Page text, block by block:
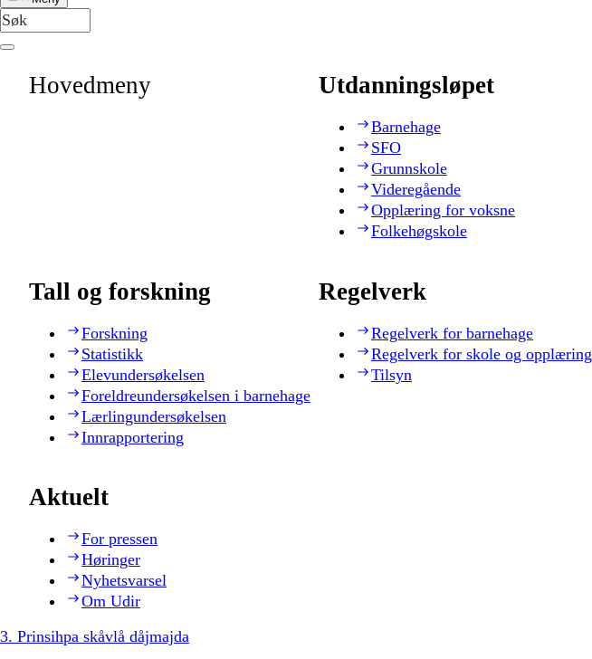
Hovedmeny Utdanningsløpet
Barnehage
SFO
Grunnskole
Videregående
Opplæring for voksne
Folkehøgskole
Tall og forskning
Forskning
Statistikk
Elevundersøkelsen
Foreldreundersøkelsen i barnehage
Lærlingundersøkelsen
Innrapportering
Regelverk
Regelverk for barnehage
Regelverk for skole og opplæring
Tilsyn
Aktuelt
For pressen
Høringer
Nyhetsvarsel
Om Udir
3. Prinsihpa skåvlå dåjmajda